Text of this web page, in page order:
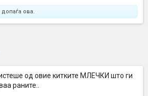
ова.
од овие китките МЛЕЧКИ што ги
раните..